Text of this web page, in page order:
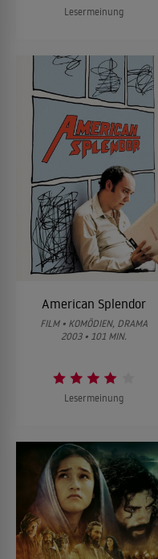
Lesermeinung
American Splendor
FILM • KOMÖDIEN, DRAMA
2003 • 101 MIN.
Lesermeinung